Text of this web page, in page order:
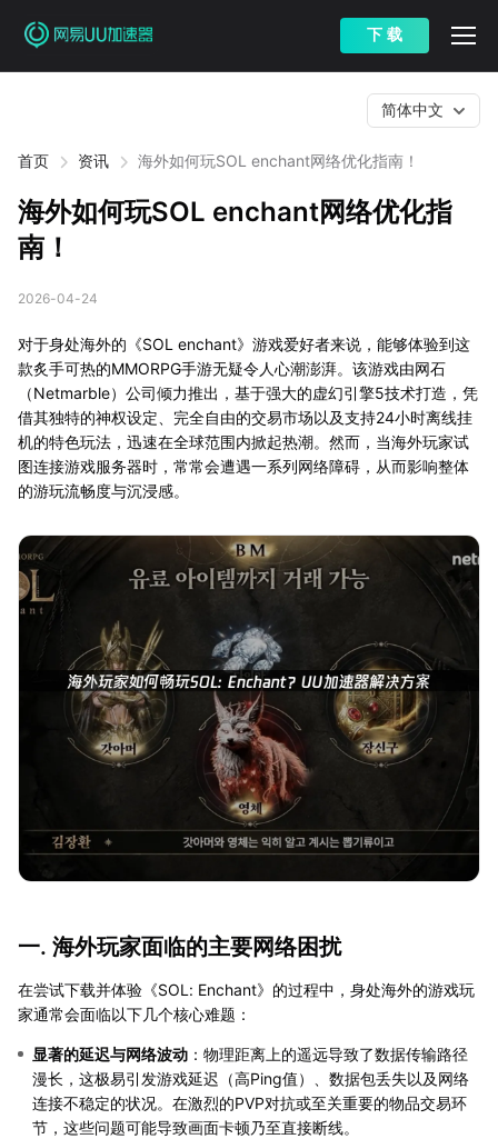
下 载
首页 资讯 海外如何玩SOL enchant网络优化指南！
简体中文
海外如何玩SOL enchant网络优化指
南！
2026-04-24
对于身处海外的《SOL enchant》游戏爱好者来说，能够体验到这
款炙手可热的MMORPG手游无疑令人心潮澎湃。该游戏由网石
（Netmarble）公司倾力推出，基于强大的虚幻引擎5技术打造，凭
借其独特的神权设定、完全自由的交易市场以及支持24小时离线挂
机的特色玩法，迅速在全球范围内掀起热潮。然而，当海外玩家试
图连接游戏服务器时，常常会遭遇一系列网络障碍，从而影响整体
的游玩流畅度与沉浸感。
一. 海外玩家面临的主要网络困扰
在尝试下载并体验《SOL: Enchant》的过程中，身处海外的游戏玩
家通常会面临以下几个核心难题：
显著的延迟与网络波动 ：物理距离上的遥远导致了数据传输路径
漫长，这极易引发游戏延迟（高Ping值）、数据包丢失以及网络
连接不稳定的状况。在激烈的PVP对抗或至关重要的物品交易环
节，这些问题可能导致画面卡顿乃至直接断线。